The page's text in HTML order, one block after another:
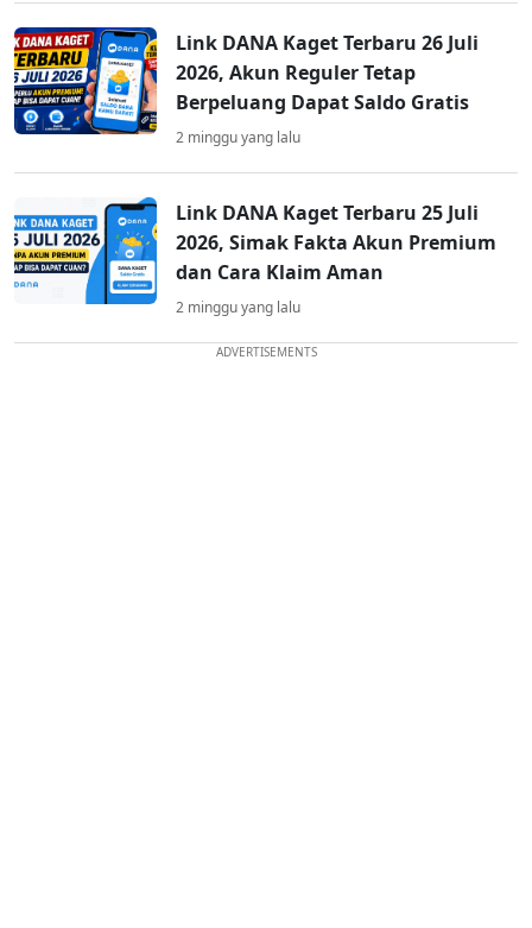
Link DANA Kaget Terbaru 26 Juli
2026, Akun Reguler Tetap
Berpeluang Dapat Saldo Gratis
2 minggu yang lalu
Link DANA Kaget Terbaru 25 Juli
2026, Simak Fakta Akun Premium
dan Cara Klaim Aman
2 minggu yang lalu
ADVERTISEMENTS